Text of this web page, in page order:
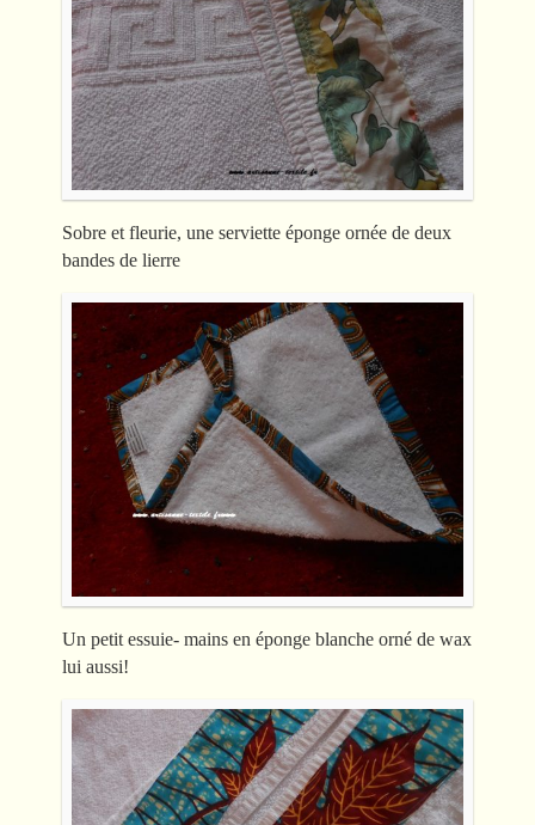
Sobre et fleurie, une serviette éponge ornée de deux
bandes de lierre
Un petit essuie- mains en éponge blanche orné de wax
lui aussi!